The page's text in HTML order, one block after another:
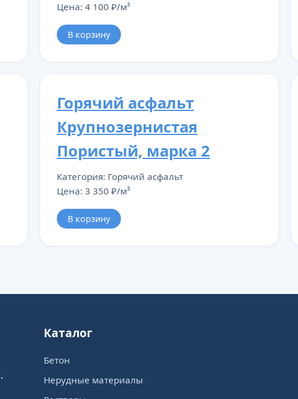
Цена: 4 100 ₽/м³
В корзину
Горячий асфальт
Крупнозернистая
Пористый, марка 2
Категория: Горячий асфальт
Цена: 3 350 ₽/м³
В корзину
Каталог
Бетон
Нерудные материалы